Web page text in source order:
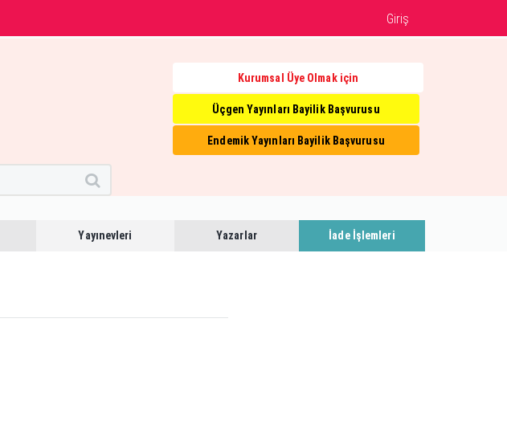
Giriş
Kurumsal Üye Olmak için
Üçgen Yayınları Bayilik Başvurusu
Endemik Yayınları Bayilik Başvurusu
Yayınevleri Yazarlar İade İşlemleri